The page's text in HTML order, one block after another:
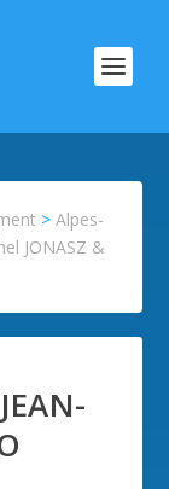
>Alpes-
JONASZ &